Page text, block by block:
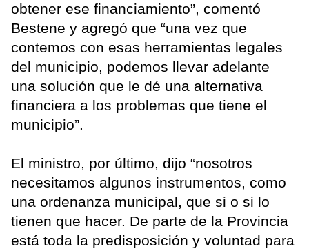
obtener ese financiamiento”, comentó
Bestene y agregó que “una vez que
contemos con esas herramientas legales
del municipio, podemos llevar adelante
una solución que le dé una alternativa
financiera a los problemas que tiene el
municipio”.
El ministro, por último, dijo “nosotros
necesitamos algunos instrumentos, como
una ordenanza municipal, que si o si lo
tienen que hacer. De parte de la Provincia
está toda la predisposición y voluntad para